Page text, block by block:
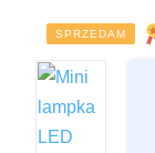
SPRZEDAM